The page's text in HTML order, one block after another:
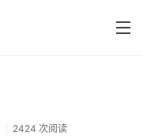
2424 次阅读